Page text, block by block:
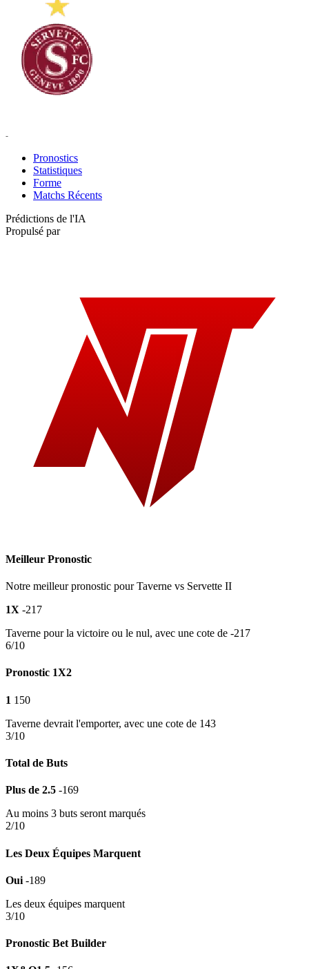
-
Pronostics
Statistiques
Forme
Matchs Récents
Prédictions de l'IA
Propulsé par
Meilleur Pronostic
Notre meilleur pronostic pour Taverne vs Servette II
1X -217
Taverne pour la victoire ou le nul, avec une cote de -217
6/10
Pronostic 1X2
1 150
Taverne devrait l'emporter, avec une cote de 143
3/10
Total de Buts
Plus de 2.5 -169
Au moins 3 buts seront marqués
2/10
Les Deux Équipes Marquent
Oui -189
Les deux équipes marquent
3/10
Pronostic Bet Builder